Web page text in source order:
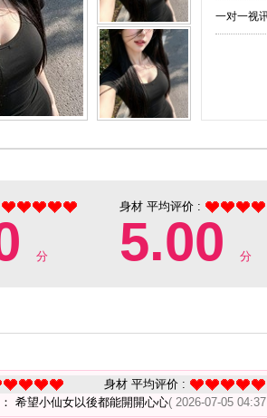
一对一视
分
身材 平均评价 :
5.00 分
身材 平均评价 :
希望小仙女以後都能開開心心( 2026-07-05